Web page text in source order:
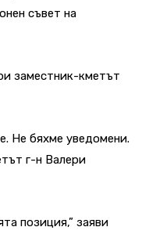
съвет на
заместник-кметът
Не бяхме уведомени.
г-н Валери
позиция,” заяви